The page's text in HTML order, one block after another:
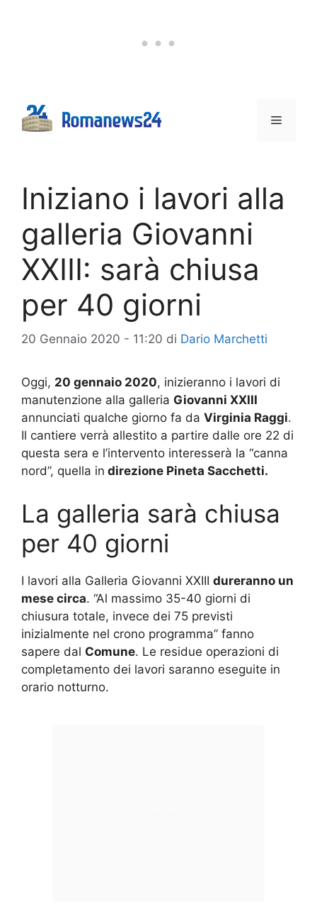
Menu
Iniziano i lavori alla
galleria Giovanni
XXIII: sarà chiusa
per 40 giorni
20 Gennaio 2020 - 11:20 di Dario Marchetti
Oggi, 20 gennaio 2020, inizieranno i lavori di
manutenzione alla galleria Giovanni XXIII
annunciati qualche giorno fa da Virginia Raggi.
Il cantiere verrà allestito a partire dalle ore 22 di
questa sera e l’intervento interesserà la “canna
nord”, quella in direzione Pineta Sacchetti.
La galleria sarà chiusa
per 40 giorni
I lavori alla Galleria Giovanni XXIII dureranno un
mese circa. “Al massimo 35-40 giorni di
chiusura totale, invece dei 75 previsti
inizialmente nel crono programma” fanno
sapere dal Comune. Le residue operazioni di
completamento dei lavori saranno eseguite in
orario notturno.